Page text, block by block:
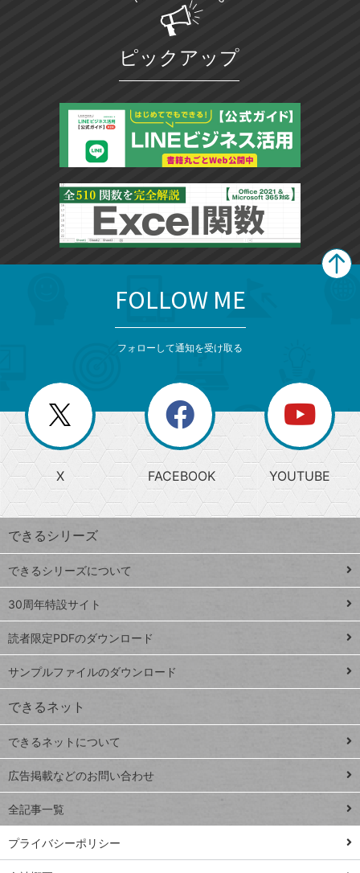
ピックアップ
じ
る
search
検
索
上
昇
ワ
ー
ド
Google
スプレ
ッドシ
ート
iPhone
VLOOKUP
close
閉じ
る
閉
じ
る
ー
か
ら
探
す
ト
ッ
プ
ペ
ジ
連載
Excel Q&A
トイアンナ流仕
事術
PowerAutomate
ではじめる業務
の完全自動化
FOLLOW ME
フォローして通知を受け取る
X FACEBOOK YOUTUBE
できるシリーズ
できるシリーズについて
30周年特設サイト
読者限定PDFのダウンロード
サンプルファイルのダウンロード
できるネット
できるネットについて
広告掲載などのお問い合わせ
全記事一覧
プライバシーポリシー